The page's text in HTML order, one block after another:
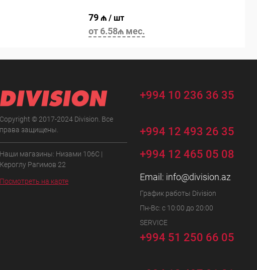
79 ₼ / шт
от 6.58₼ мес.
Copyright © 2017-2024 Division. Все
права защищены.
Наши магазины: Низами 106C |
Кероглу Рагимов 22
Посмотреть на карте
+994 10 236 36 35
+994 12 493 26 35
+994 12 465 05 08
Email: info@division.az
График работы Division
Пн-Вс: с 10:00 до 20:00
SERVICE
+994 51 250 66 05